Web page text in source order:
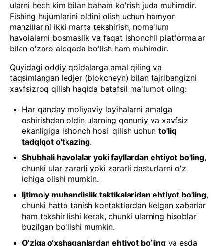
ularni hech kim bilan baham ko'rish juda muhimdir.
Fishing hujumlarini oldini olish uchun hamyon
manzillarini ikki marta tekshirish, noma'lum
havolalarni bosmaslik va faqat ishonchli platformalar
bilan o'zaro aloqada bo'lish ham muhimdir.
Quyidagi oddiy qoidalarga amal qiling va
taqsimlangan ledjer (blokcheyn) bilan tajribangizni
xavfsizroq qilish haqida batafsil ma'lumot oling:
Har qanday moliyaviy loyihalarni amalga
oshirishdan oldin ularning qonuniy va xavfsiz
ekanligiga ishonch hosil qilish uchun to'liq
tadqiqot o'tkazing.
Shubhali havolalar yoki fayllardan ehtiyot bo'ling,
chunki ular zararli yoki zararli dasturlarni o'z
ichiga olishi mumkin.
Ijtimoiy muhandislik taktikalaridan ehtiyot bo'ling,
chunki hatto tanish kontaktlardan kelgan xabarlar
ham tekshirilishi kerak, chunki ularning hisoblari
buzilgan bo'lishi mumkin.
O‘ziga o‘xshaganlardan ehtiyot bo‘ling va esda